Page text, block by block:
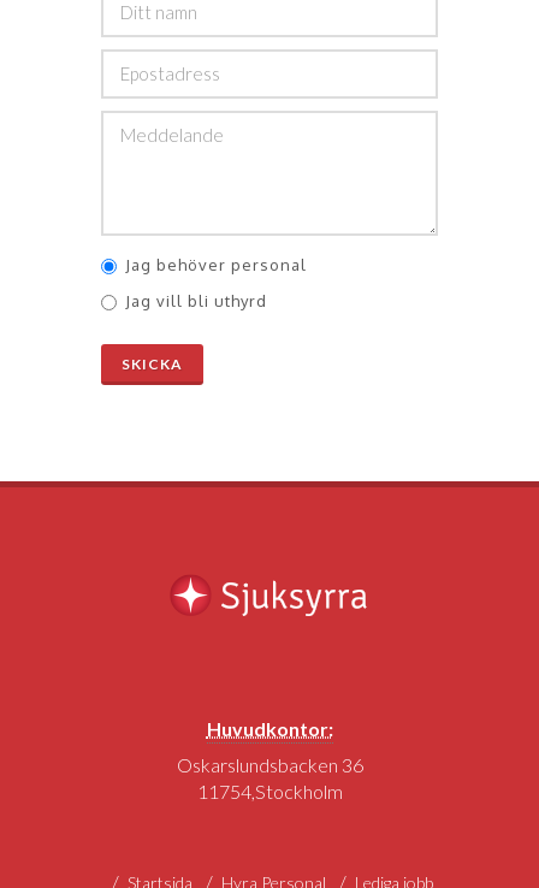
Jag behöver personal
Jag vill bli uthyrd
SKICKA
Huvudkontor:
Oskarslundsbacken 36
11754,Stockholm
Startsida Hyra Personal Lediga jobb